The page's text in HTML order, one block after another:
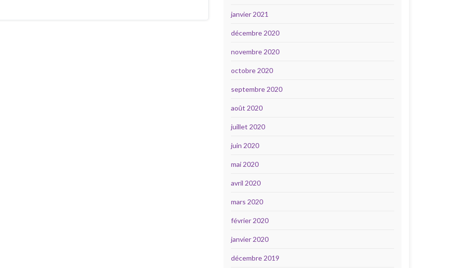
janvier 2021
décembre 2020
novembre 2020
octobre 2020
septembre 2020
août 2020
juillet 2020
juin 2020
mai 2020
avril 2020
mars 2020
février 2020
janvier 2020
décembre 2019